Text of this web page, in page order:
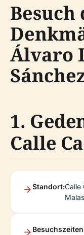
Besuch
Álvaro
1.
Calle
Standort:Calle